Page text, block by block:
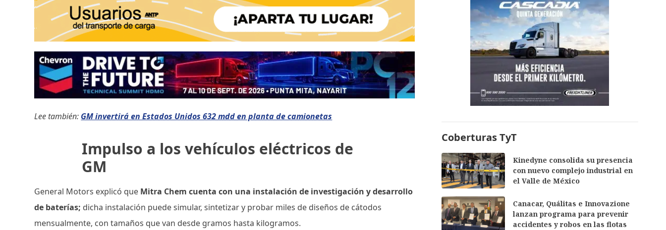
Lee también: GM invertirá en Estados Unidos 632 mdd en planta de camionetas
Impulso a los vehículos eléctricos de
GM
General Motors explicó que Mitra Chem cuenta con una instalación de investigación y desarrollo
de baterías; dicha instalación puede simular, sintetizar y probar miles de diseños de cátodos
mensualmente, con tamaños que van desde gramos hasta kilogramos.
Coberturas TyT
Kinedyne consolida su presencia
con nuevo complejo industrial en
el Valle de México
Canacar, Quálitas e Innovazione
lanzan programa para prevenir
accidentes y robos en las flotas